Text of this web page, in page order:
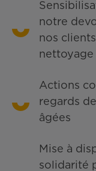
notre
nos
nettoyage
Actions
regards
âgées
Mise à
solidarité